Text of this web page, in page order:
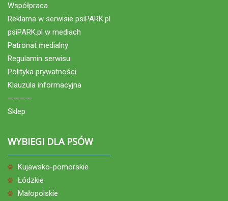
Współpraca
Reklama w serwisie psiPARK.pl
psiPARK.pl w mediach
Patronat medialny
Regulamin serwisu
Polityka prywatności
Klauzula informacyjna
————
Sklep
WYBIEGI DLA PSÓW
Kujawsko-pomorskie
Łódzkie
Małopolskie